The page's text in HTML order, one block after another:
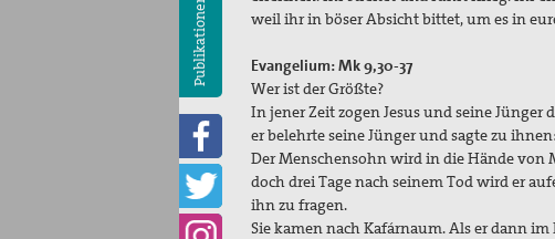
Publikationen
weil ihr in böser Absicht bittet, um es in
Evangelium: Mk 9,30-37
Wer ist der Größte?
In jener Zeit zogen Jesus und seine
er belehrte seine Jünger und sagte zu ihnen:
Der Menschensohn wird in die Hände von
doch drei Tage nach seinem Tod wird er
ihn zu fragen.
Sie kamen nach Kafárnaum. Als er dann